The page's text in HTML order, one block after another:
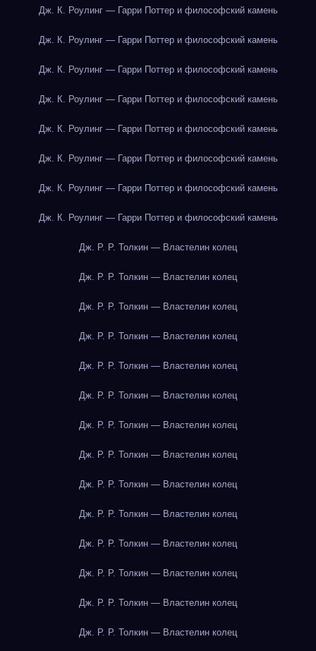
Дж. К. Роулинг — Гарри Поттер и философский камень
Дж. К. Роулинг — Гарри Поттер и философский камень
Дж. К. Роулинг — Гарри Поттер и философский камень
Дж. К. Роулинг — Гарри Поттер и философский камень
Дж. К. Роулинг — Гарри Поттер и философский камень
Дж. К. Роулинг — Гарри Поттер и философский камень
Дж. К. Роулинг — Гарри Поттер и философский камень
Дж. К. Роулинг — Гарри Поттер и философский камень
Дж. Р. Р. Толкин — Властелин колец
Дж. Р. Р. Толкин — Властелин колец
Дж. Р. Р. Толкин — Властелин колец
Дж. Р. Р. Толкин — Властелин колец
Дж. Р. Р. Толкин — Властелин колец
Дж. Р. Р. Толкин — Властелин колец
Дж. Р. Р. Толкин — Властелин колец
Дж. Р. Р. Толкин — Властелин колец
Дж. Р. Р. Толкин — Властелин колец
Дж. Р. Р. Толкин — Властелин колец
Дж. Р. Р. Толкин — Властелин колец
Дж. Р. Р. Толкин — Властелин колец
Дж. Р. Р. Толкин — Властелин колец
Дж. Р. Р. Толкин — Властелин колец